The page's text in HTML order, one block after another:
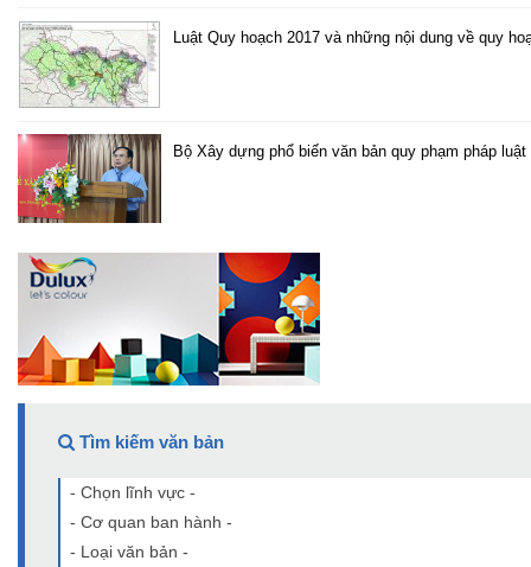
Luật Quy hoạch 2017 và những nội dung về quy
Bộ Xây dựng phổ biến văn bản quy phạm pháp
Tìm kiếm văn bản
- Chọn lĩnh vực -
- Cơ quan ban hành -
- Loại văn bản -